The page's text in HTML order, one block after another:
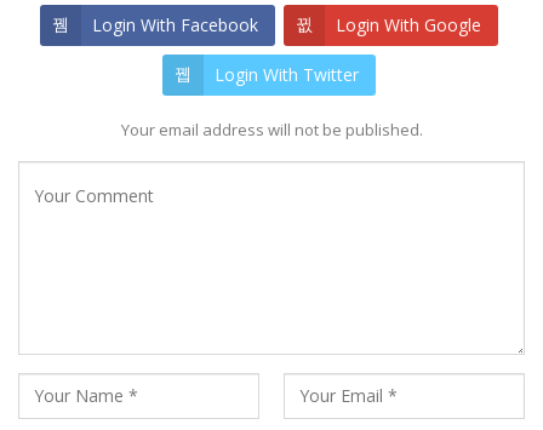
Login With Facebook Login With Google
Login With Twitter
Your email address will not be published.